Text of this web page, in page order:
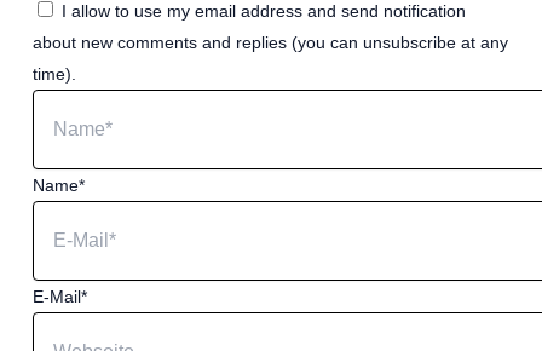
I allow to use my email address and send notification
about new comments and replies (you can unsubscribe at any
time).
Name*
E-Mail*